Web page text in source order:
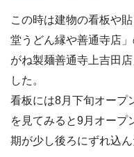
この時は建物の看板や
堂うどん縁や善通寺店
がね製麺善通寺上吉田
した。
看板には8月下旬オープ
を見てみると9月オープ
期が少し後ろにずれ込ん